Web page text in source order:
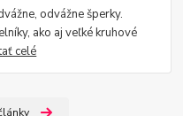
odvážne šperky.
ako aj veľké kruhové
celé